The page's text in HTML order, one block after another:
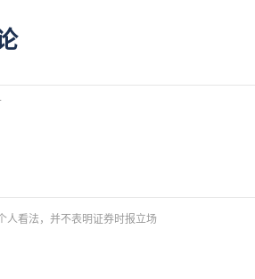
人看法，并不表明证券时报立场